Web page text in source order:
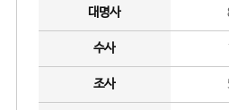
대명사
수사
조사